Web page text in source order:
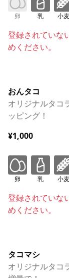
卵 乳 小麦
登録されていな
めください。
おんタコ
オリジナルタコ
ッピング！
¥1,000
卵 乳 小麦
登録されていな
めください。
タコマシ
オリジナルタコ